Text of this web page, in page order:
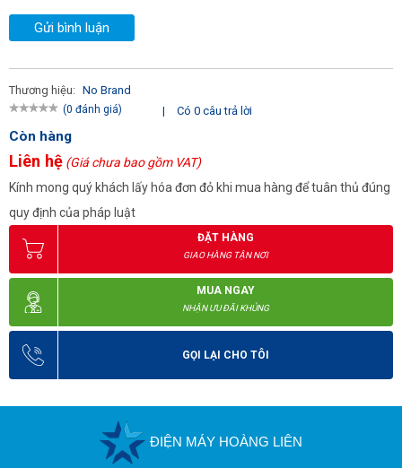
Gửi bình luận
Thương hiệu: No Brand
(0 đánh giá) | Có 0 câu trả lời
Còn hàng
Liên hệ (Giá chưa bao gồm VAT)
Kính mong quý khách lấy hóa đơn đỏ khi mua hàng để tuân thủ đúng
quy định của pháp luật
ĐẶT HÀNG
GIAO HÀNG TẬN NƠI
MUA NGAY
NHẬN ƯU ĐÃI KHỦNG
GỌI LẠI CHO TÔI
ĐIỆN MÁY HOÀNG LIÊN